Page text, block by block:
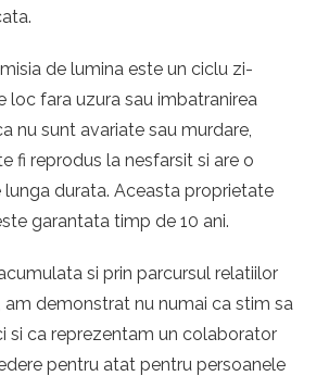
de lumina este un ciclu zi-
loc fara uzura sau imbatranirea
nu sunt avariate sau murdare,
fi reprodus la nesfarsit si are o
durata. Aceasta proprietate
garantata timp de 10 ani.
si prin parcursul relatiilor
am demonstrat nu numai ca stim sa
si ca reprezentam un colaborator
pentru atat pentru persoanele